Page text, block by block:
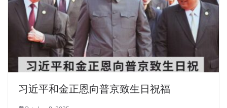
习近平和金正恩向普京致生日祝福